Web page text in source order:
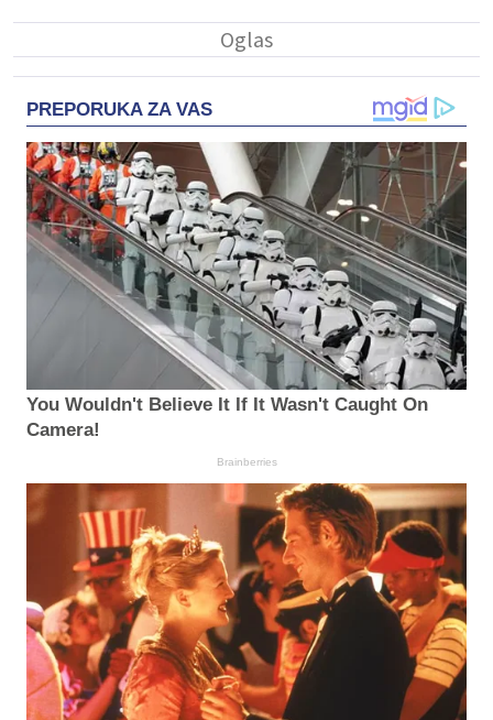
PREPORUKA ZA VAS
You Wouldn't Believe It If It Wasn't Caught On
Camera!
Brainberries